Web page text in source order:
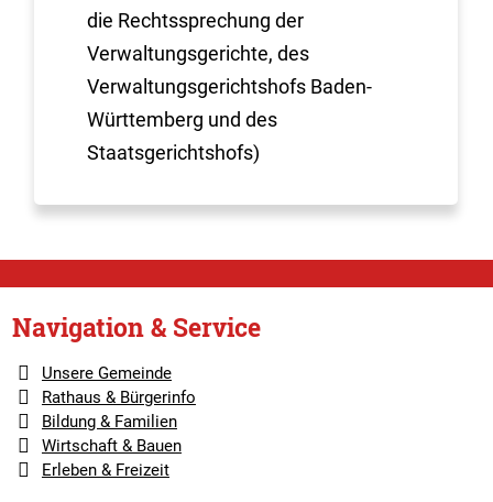
die Rechtssprechung der
Verwaltungsgerichte, des
Verwaltungsgerichtshofs Baden-
Württemberg und des
Staatsgerichtshofs)
Navigation & Service
Unsere Gemeinde
Rathaus & Bürgerinfo
Bildung & Familien
Wirtschaft & Bauen
Erleben & Freizeit